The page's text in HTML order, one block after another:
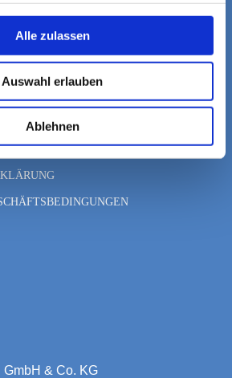
Alle zulassen
Auswahl erlauben
Ablehnen
& Co. KG